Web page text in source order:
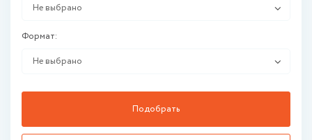
Не выбрано
Формат:
Не выбрано